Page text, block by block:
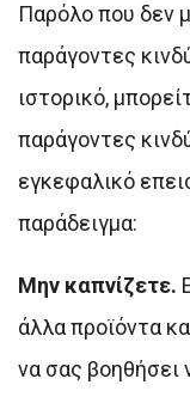
Παρόλο που δεν
παράγοντες
ιστορικό,
παράγοντες
εγκεφαλικό
παράδειγμα:
Μην καπνίζετε.
άλλα προϊόντα
να σας βοηθήσει